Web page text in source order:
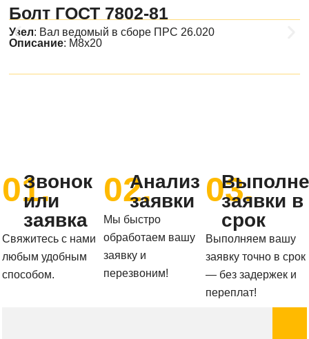
Болт ГОСТ 7802-81
Узел: Вал ведомый в сборе ПРС 26.020
Описание: М8х20
01.
Звонок
или
заявка
Свяжитесь с нами
любым удобным
способом.
02.Анализ
заявки
Мы быстро
обработаем вашу
заявку и
перезвоним!
03.
заявки в
срок
Выполняем вашу
заявку точно в срок
— без задержек и
переплат!